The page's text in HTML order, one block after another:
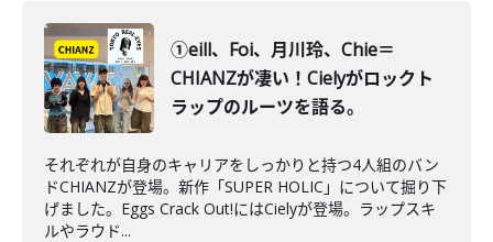
①eill、Foi、月川玲、Chie＝
CHIANZが凄い！Cielyがロックト
ラップのルーツを語る。
それぞれが自身のキャリアをしっかりと持つ4人組のバン
ドCHIANZが登場。新作「SUPER HOLIC」について掘り下
げました。Eggs Crack Out!にはCielyが登場。ラップスキ
ルやラウド...